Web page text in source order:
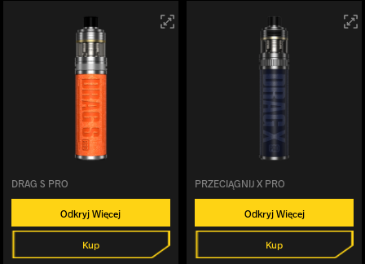
DRAG S PRO
Odkryj Więcej
Kup
PRZECIĄGNIJ X PRO
Odkryj Więcej
Kup